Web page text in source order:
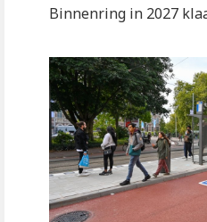
Binnenring in 2027